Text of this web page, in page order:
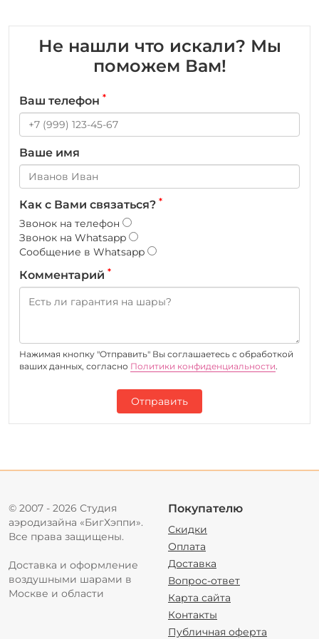
Не нашли что искали? Мы
поможем Вам!
Ваш телефон *
Ваше имя
Как с Вами связаться? *
Звонок на телефон
Звонок на Whatsapp
Сообщение в Whatsapp
Комментарий *
Нажимая кнопку "Отправить" Вы соглашаетесь c обработкой
ваших данных, согласно Политики конфиденциальности.
Отправить
© 2007 - 2026 Студия
аэродизайна «БигХэппи».
Все права защищены.
Доставка и оформление
воздушными шарами в
Москве и области
Покупателю
Скидки
Оплата
Доставка
Вопрос-ответ
Карта сайта
Контакты
Публичная оферта